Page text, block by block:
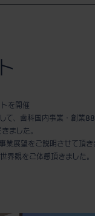
を開催
、歯科国内事業・創業88
ました。
業展望をご説明させて頂
界観をご体感頂きました。